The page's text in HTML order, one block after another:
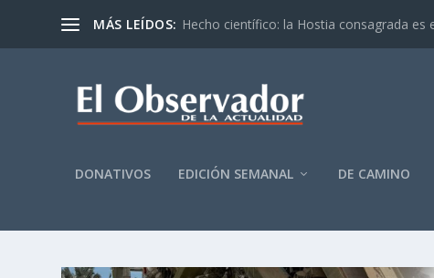
MÁS LEÍDOS: Hecho científico: la Hostia consagrada es
DONATIVOS EDICIÓN SEMANAL DE CAMINO